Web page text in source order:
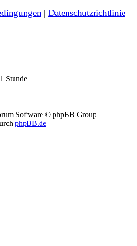
| Datenschutzrichtlinie
Stunde
Software © phpBB Group
phpBB.de